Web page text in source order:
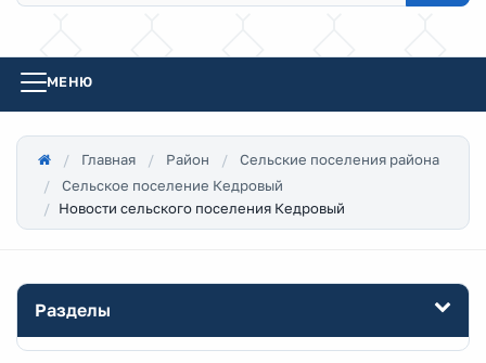
МЕНЮ
Главная Район
Сельские поселения района
Сельское поселение Кедровый
Новости сельского поселения Кедровый
Разделы